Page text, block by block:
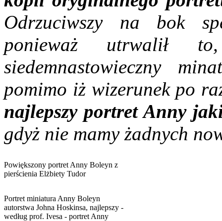
Odrzuciwszy na bok
ponieważ utrwalił
siedemnastowieczny
pomimo iż wizerunek po
najlepszy portret Anny
gdyż nie mamy żadnych
Powiększony portret Anny Boleyn z
pierścienia Elżbiety Tudor
Portret miniatura Anny Boleyn
autorstwa Johna Hoskinsa, najlepszy -
według prof. Ivesa - portret Anny